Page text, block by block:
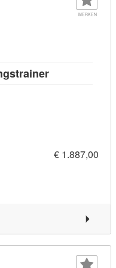
MERKEN
Kursdetail:
€ 1.887,00